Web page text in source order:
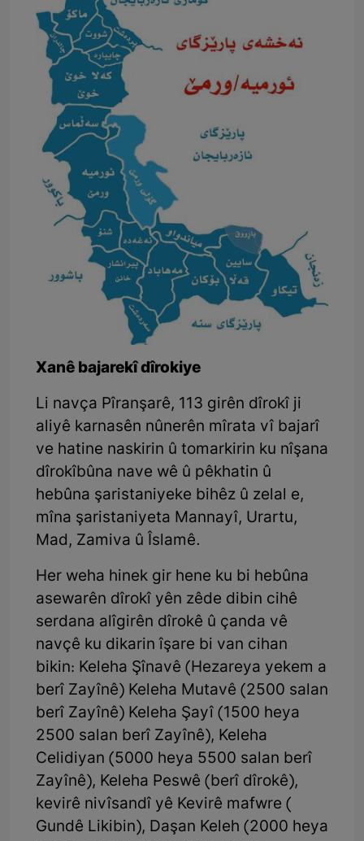
Xanê bajarekî dîrokiye
Li navça Pîranşarê, 113 girên dîrokî ji
aliyê karnasên nûnerên mîrata vî bajarî
ve hatine naskirin û tomarkirin ku nîşana
dîrokîbûna nave wê û pêkhatin û
hebûna şaristaniyeke bihêz û zelal e,
mîna şaristaniyeta Mannayî, Urartu,
Mad, Zamiva û Îslamê.
Her weha hinek gir hene ku bi hebûna
asewarên dîrokî yên zêde dibin cihê
serdana alîgirên dîrokê û çanda vê
navçê ku dikarin îşare bi van cihan
bikin: Keleha Şînavê (Hezareya yekem a
berî Zayînê) Keleha Mutavê (2500 salan
berî Zayînê) Keleha Şayî (1500 heya
2500 salan berî Zayînê), Keleha
Celidiyan (5000 heya 5500 salan berî
Zayînê), Keleha Peswê (berî dîrokê),
kevirê nivîsandî yê Kevirê mafwre (
Gundê Likibin), Daşan Keleh (2000 heya